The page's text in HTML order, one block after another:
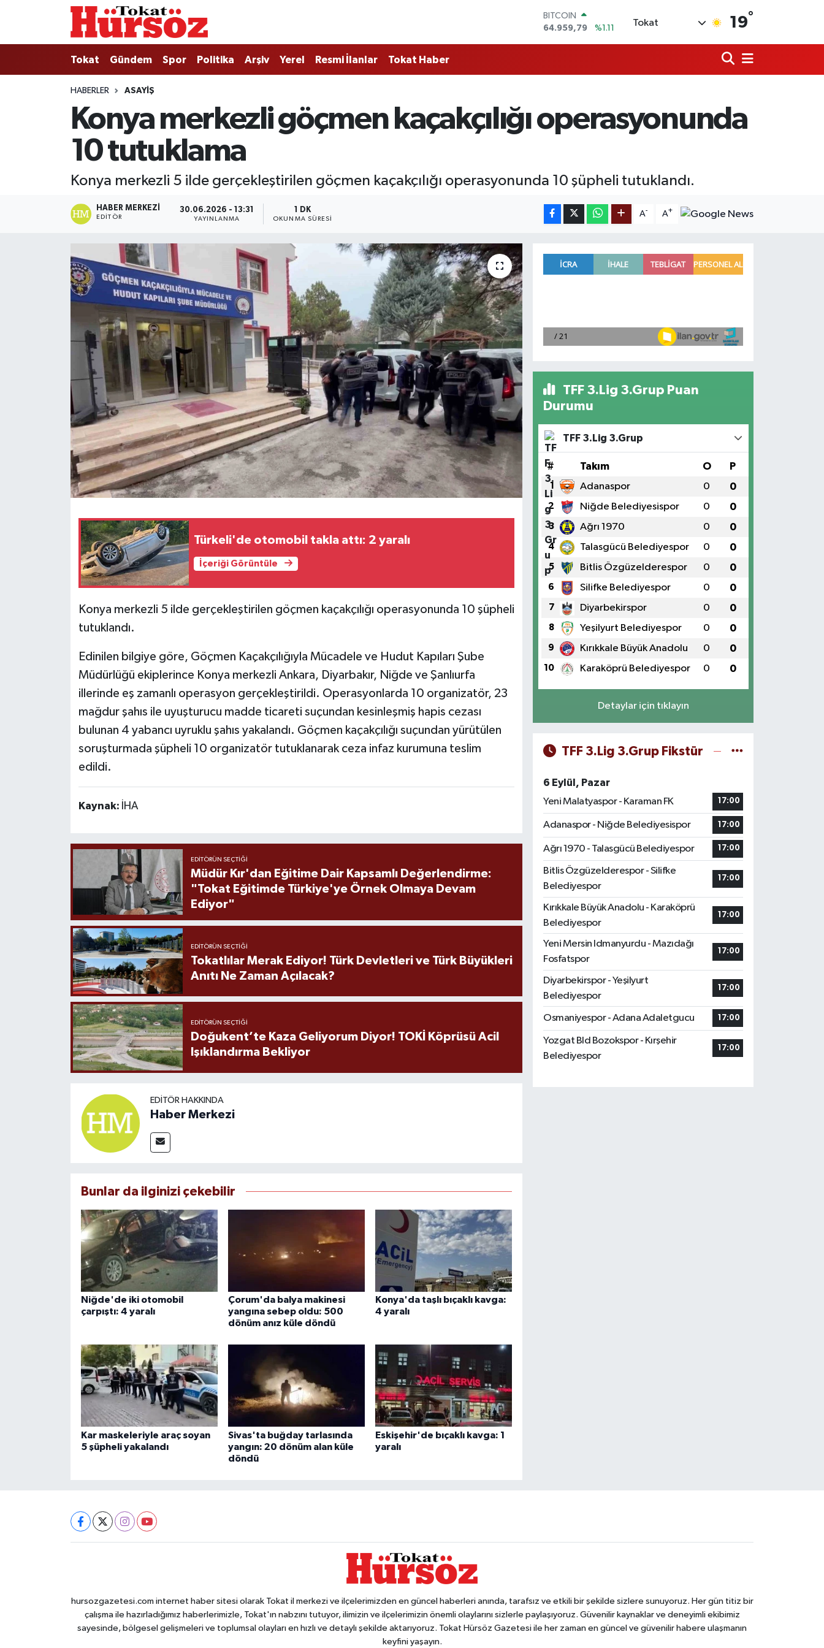
BITCOIN
64.959,79
%1.11
55,2510
%0.32
GRAM ALTIN
6660.55
%0.03
Tokat 19°
Tokat Gündem Spor Politika Arşiv Yerel Resmi İlanlar Tokat Haber
HABERLER ASAYIŞ
Konya merkezli göçmen kaçakçılığı operasyonunda
10 tutuklama
Konya merkezli 5 ilde gerçekleştirilen göçmen kaçakçılığı operasyonunda 10 şüpheli tutuklandı.
HABER MERKEZI
EDITÖR
30.06.2026 - 13:31
YAYINLANMA
1 DK
OKUNMA SÜRESI
A- A+
Türkeli'de otomobil takla attı: 2 yaralı
İçeriği Görüntüle
Konya merkezli 5 ilde gerçekleştirilen göçmen kaçakçılığı operasyonunda 10 şüpheli
tutuklandı.
Edinilen bilgiye göre, Göçmen Kaçakçılığıyla Mücadele ve Hudut Kapıları Şube
Müdürlüğü ekiplerince Konya merkezli Ankara, Diyarbakır, Niğde ve Şanlıurfa
illerinde eş zamanlı operasyon gerçekleştirildi. Operasyonlarda 10 organizatör, 23
mağdur şahıs ile uyuşturucu madde ticareti suçundan kesinleşmiş hapis cezası
bulunan 4 yabancı uyruklu şahıs yakalandı. Göçmen kaçakçılığı suçundan yürütülen
soruşturmada şüpheli 10 organizatör tutuklanarak ceza infaz kurumuna teslim
edildi.
Kaynak: İHA
EDITÖRÜN SEÇTIĞI
Müdür Kır'dan Eğitime Dair Kapsamlı Değerlendirme:
"Tokat Eğitimde Türkiye'ye Örnek Olmaya Devam
Ediyor"
EDITÖRÜN SEÇTIĞI
Tokatlılar Merak Ediyor! Türk Devletleri ve Türk Büyükleri
Anıtı Ne Zaman Açılacak?
EDITÖRÜN SEÇTIĞI
Doğukent’te Kaza Geliyorum Diyor! TOKİ Köprüsü Acil
Işıklandırma Bekliyor
EDITÖR HAKKINDA
Haber Merkezi
Bunlar da ilginizi çekebilir
Niğde'de iki otomobil
çarpıştı: 4 yaralı
Çorum'da balya makinesi
yangına sebep oldu: 500
dönüm anız küle döndü
Konya'da taşlı bıçaklı kavga:
4 yaralı
Kar maskeleriyle araç soyan
5 şüpheli yakalandı
Sivas'ta buğday tarlasında
yangın: 20 dönüm alan küle
döndü
Eskişehir'de bıçaklı kavga: 1
yaralı
TFF 3.Lig 3.Grup Puan
Durumu
TFF 3.Lig 3.Grup
# Takım O P
1 Adanaspor 0 0
2 Niğde Belediyesispor 0 0
3 Ağrı 1970 0 0
4 Talasgücü Belediyespor 0 0
5 Bitlis Özgüzelderespor 0 0
6 Silifke Belediyespor 0 0
7 Diyarbekirspor 0 0
8 Yeşilyurt Belediyespor 0 0
9 Kırıkkale Büyük Anadolu 0 0
10 Karaköprü Belediyespor 0 0
Detaylar için tıklayın
TFF 3.Lig 3.Grup Fikstür
6 Eylül, Pazar
Yeni Malatyaspor - Karaman FK
17:00
Adanaspor - Niğde Belediyesispor 17:00
Ağrı 1970 - Talasgücü Belediyespor 17:00
Bitlis Özgüzelderespor - Silifke
Belediyespor
17:00
Kırıkkale Büyük Anadolu - Karaköprü
Belediyespor
17:00
Yeni Mersin Idmanyurdu - Mazıdağı
Fosfatspor
17:00
Diyarbekirspor - Yeşilyurt
Belediyespor
17:00
Osmaniyespor - Adana Adaletgucu 17:00
Yozgat Bld Bozokspor - Kırşehir
Belediyespor
17:00
hursozgazetesi.com internet haber sitesi olarak Tokat il merkezi ve ilçelerimizden en güncel haberleri anında, tarafsız ve etkili bir şekilde sizlere sunuyoruz. Her gün titiz bir
çalışma ile hazırladığımız haberlerimizle, Tokat'ın nabzını tutuyor, ilimizin ve ilçelerimizin önemli olaylarını sizlerle paylaşıyoruz. Güvenilir kaynaklar ve deneyimli ekibimiz
sayesinde, bölgesel gelişmeleri ve toplumsal olayları en hızlı ve detaylı şekilde aktarıyoruz. Tokat Hürsöz Gazetesi ile her zaman en güncel ve güvenilir habere ulaşmanın
keyfini yaşayın.
Tokat
Türkiye Gündemi
Gündem
Ekonomi
Tokat Haber
Nöbetçi Eczaneler
Hava Durumu
Tokat Namaz Vakitleri
Trafik Durumu
Tüm Manşetler
Haber Arşivi